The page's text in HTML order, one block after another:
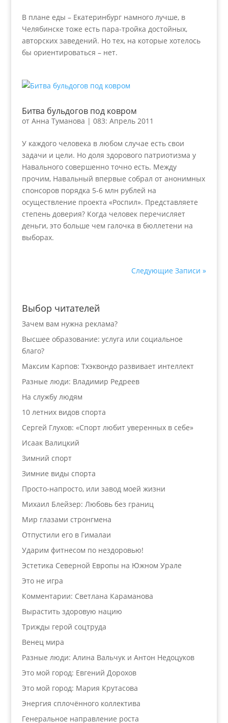
В плане еды – Екатеринбург намного лучше, в
Челябинске тоже есть пара-тройка достойных,
авторских заведений. Но тех, на которые хотелось
бы ориентироваться – нет.
Битва бульдогов под ковром
от Анна Туманова | 083: Апрель 2011
У каждого человека в любом случае есть свои
задачи и цели. Но доля здорового патриотизма у
Навального совершенно точно есть. Между
прочим, Навальный впервые собрал от анонимных
спонсоров порядка 5-6 млн рублей на
осуществление проекта «Роспил». Представляете
степень доверия? Когда человек перечисляет
деньги, это больше чем галочка в бюллетени на
выборах.
Следующие Записи »
Выбор читателей
Зачем вам нужна реклама?
Высшее образование: услуга или социальное
благо?
Максим Карпов: Тхэквондо развивает интеллект
Разные люди: Владимир Редреев
На службу людям
10 летних видов спорта
Сергей Глухов: «Спорт любит уверенных в себе»
Исаак Валицкий
Зимний спорт
Зимние виды спорта
Просто-напросто, или завод моей жизни
Михаил Блейзер: Любовь без границ
Мир глазами стронгмена
Отпустили его в Гималаи
Ударим фитнесом по нездоровью!
Эстетика Северной Европы на Южном Урале
Это не игра
Комментарии: Светлана Караманова
Вырастить здоровую нацию
Трижды герой соцтруда
Венец мира
Разные люди: Алина Вальчук и Антон Недоцуков
Это мой город: Евгений Дорохов
Это мой город: Мария Крутасова
Энергия сплочённого коллектива
Генеральное направление роста